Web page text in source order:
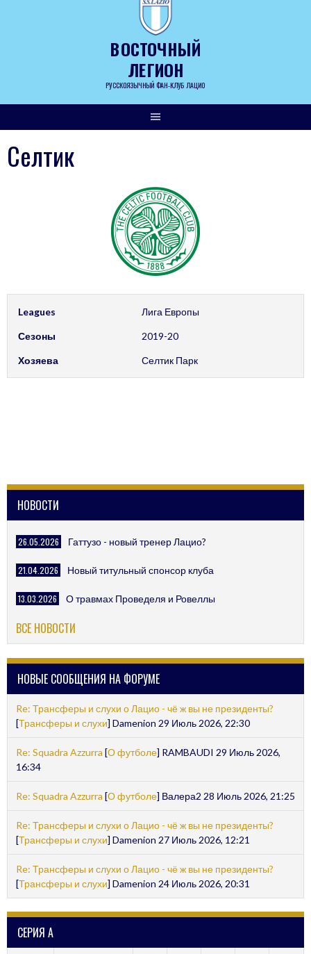
ВОСТОЧНЫЙ
ЛЕГИОН
РУССКОЯЗЫЧНЫЙ ФАН-КЛУБ ЛАЦИО
Селтик
Leagues Лига Европы
Сезоны 2019-20
Хозяева Селтик Парк
НОВОСТИ
26.05.2026 Гаттузо - новый тренер Лацио?
21.04.2026 Новый титульный спонсор клуба
13.03.2026 О травмах Проведеля и Ровеллы
ВСЕ НОВОСТИ
НОВЫЕ СООБЩЕНИЯ НА ФОРУМЕ
Re: Трансферы и слухи о Лацио - чё ж вы не президенты?
[Трансферы и слухи] Damenion 29 Июль 2026, 22:30
Re: Squadra Azzurra [О футболе] RAMBAUDI 29 Июль 2026,
16:34
Re: Squadra Azzurra [О футболе] Валера2 28 Июль 2026, 21:25
Re: Трансферы и слухи о Лацио - чё ж вы не президенты?
[Трансферы и слухи] Damenion 27 Июль 2026, 12:21
Re: Трансферы и слухи о Лацио - чё ж вы не президенты?
[Трансферы и слухи] Damenion 24 Июль 2026, 20:31
СЕРИЯ А